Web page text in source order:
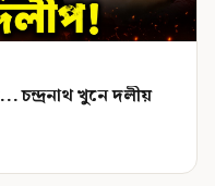
চন্দ্রনাথ খুনে দলীয়